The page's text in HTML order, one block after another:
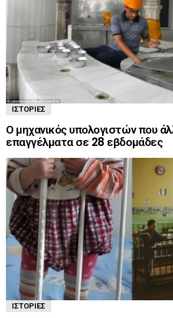
ΙΣΤΟΡΊΕΣ
Ο μηχανικός υπολογιστών που
επαγγέλματα σε 28 εβδομάδες
ΙΣΤΟΡΊΕΣ